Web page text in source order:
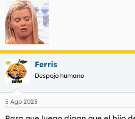
Ferris
Despojo humano
5 Ago 2023